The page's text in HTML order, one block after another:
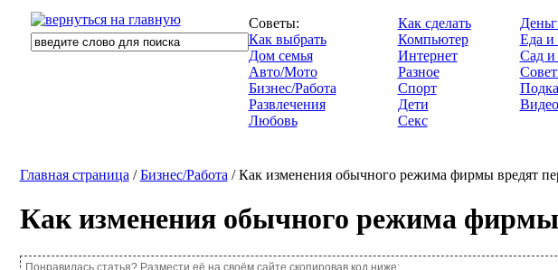
Советы:
Как выбрать
Дом семья
Авто/Мото
Бизнес/Работа
Развлечения
Любовь
Как сделать
Компьютер
Интернет
Разное
Спорт
Дети
Секс
Еда и
Сад и
Главная страница /Бизнес/Работа / Как изменения обычного режима фирмы вредят
Как изменения обычного режима фирмы
Понравилась статья? Размести её на своём сайте скопировав код ниже: